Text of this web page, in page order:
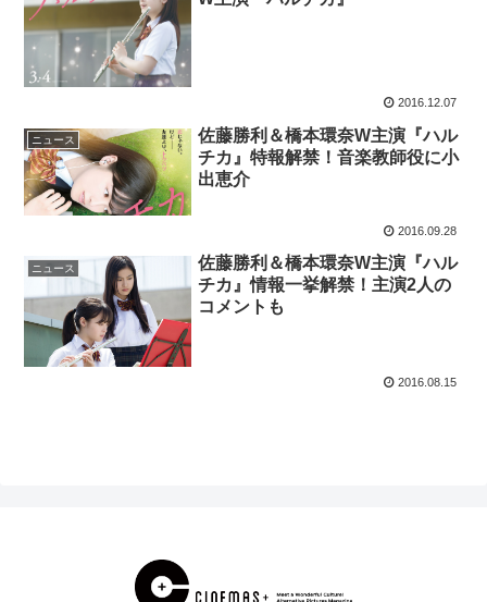
2016.12.07
ニュース
佐藤勝利＆橋本環奈W主演『ハル
チカ』特報解禁！音楽教師役に小
出恵介
2016.09.28
ニュース
佐藤勝利＆橋本環奈W主演『ハル
チカ』情報一挙解禁！主演2人の
コメントも
2016.08.15